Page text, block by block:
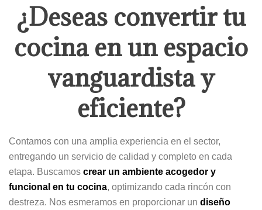
¿Deseas convertir tu
cocina en un espacio
vanguardista y
eficiente?
Contamos con una amplia experiencia en el sector,
entregando un servicio de calidad y completo en cada
etapa. Buscamos crear un ambiente acogedor y
funcional en tu cocina, optimizando cada rincón con
destreza. Nos esmeramos en proporcionar un diseño